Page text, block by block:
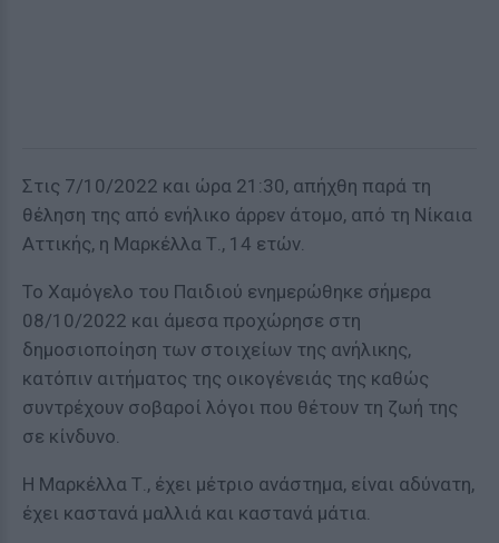
Στις 7/10/2022 και ώρα 21:30, απήχθη παρά τη
θέληση της από ενήλικο άρρεν άτομο, από τη Νίκαια
Αττικής, η Μαρκέλλα Τ., 14 ετών.
Το Χαμόγελο του Παιδιού ενημερώθηκε σήμερα
08/10/2022 και άμεσα προχώρησε στη
δημοσιοποίηση των στοιχείων της ανήλικης,
κατόπιν αιτήματος της οικογένειάς της καθώς
συντρέχουν σοβαροί λόγοι που θέτουν τη ζωή της
σε κίνδυνο.
Η Μαρκέλλα Τ., έχει μέτριο ανάστημα, είναι αδύνατη,
έχει καστανά μαλλιά και καστανά μάτια.